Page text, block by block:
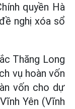
quyền Hà
nghị xóa sổ
Thăng Long
vụ hoàn vốn
vốn cho dự
Yên (Vĩnh